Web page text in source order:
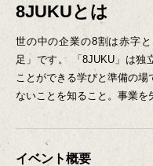
8JUKUとは
世の中の企業の8割は赤字
足」です。
「8JUKU」は独
ことができる学びと準備の場
ないことを知ること。事業を
イベント概要